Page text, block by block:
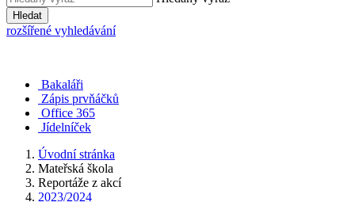
Hledat
rozšířené vyhledávání
Bakaláři
Zápis prvňáčků
Office 365
Jídelníček
Úvodní stránka
Mateřská škola
Reportáže z akcí
2023/2024